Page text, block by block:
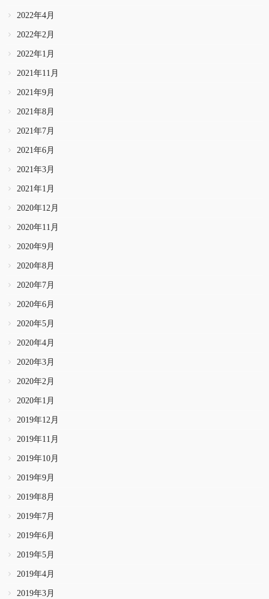
2022年4月
2022年2月
2022年1月
2021年11月
2021年9月
2021年8月
2021年7月
2021年6月
2021年3月
2021年1月
2020年12月
2020年11月
2020年9月
2020年8月
2020年7月
2020年6月
2020年5月
2020年4月
2020年3月
2020年2月
2020年1月
2019年12月
2019年11月
2019年10月
2019年9月
2019年8月
2019年7月
2019年6月
2019年5月
2019年4月
2019年3月